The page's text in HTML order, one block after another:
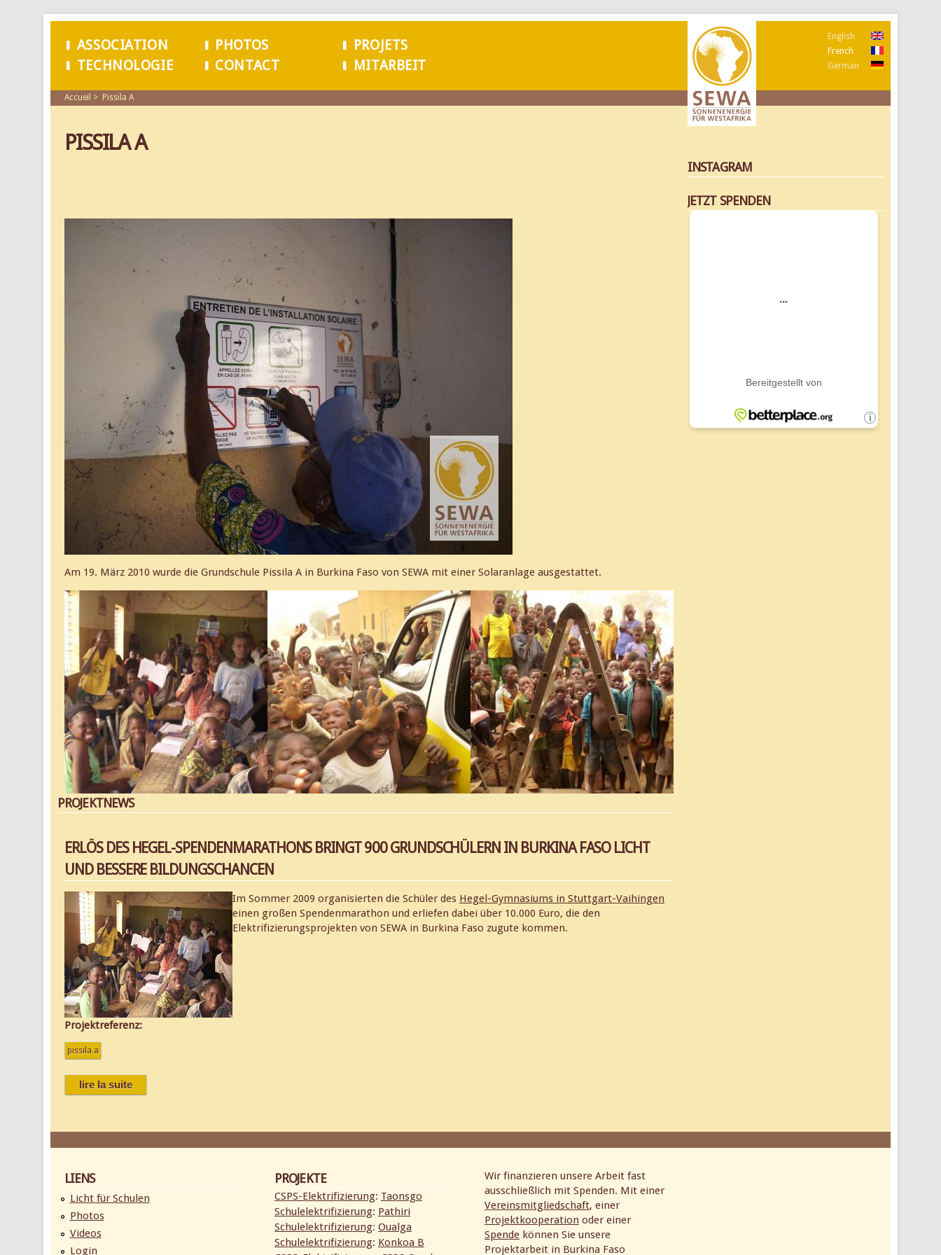
Aller au
MENU PRINCIPAL
ASSOCIATION PHOTOS
PROJETS
TECHNOLOGIE
CONTACT MITARBEIT
Accueil Pissila A
English
French
German
PISSILA A
Am 19. März 2010 wurde die Grundschule Pissila A in Burkina Faso von SEWA mit einer Solaranlage ausgestattet.
PROJEKTNEWS
ERLÖS DES HEGEL-SPENDENMARATHONS BRINGT 900 GRUNDSCHÜLERN IN BURKINA FASO LICHT
UND BESSERE BILDUNGSCHANCEN
Im Sommer 2009 organisierten die Schüler des Hegel-Gymnasiums in Stuttgart-Vaihingen
einen großen Spendenmarathon und erliefen dabei über 10.000 Euro, die den
Elektrifizierungsprojekten von SEWA in Burkina Faso zugute kommen.
Projektreferenz:
pissila a
lire la suite
bildungschancen
INSTAGRAM
JETZT SPENDEN
LIENS
Licht für Schulen
Photos
Videos
Login
PROJEKTE
CSPS-Elektrifizierung: Taonsgo
Schulelektrifizierung: Pathiri
Schulelektrifizierung: Oualga
Schulelektrifizierung: Konkoa B
Wir finanzieren unsere Arbeit fast
ausschließlich mit Spenden. Mit einer
Vereinsmitgliedschaft, einer
Projektkooperation oder einer
Spende können Sie unsere
Projektarbeit in Burkina Faso